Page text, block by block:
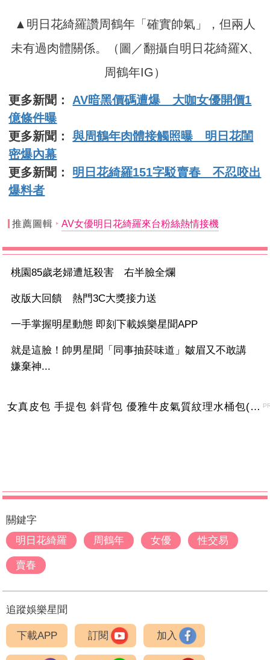
▲明日花綺羅讚周鶴年「確實帥氣」，但兩人
未有過肉體關係。（圖／翻攝自明日花綺羅X、
周鶴年IG）
更多新聞： AV暗黑價碼遭爆 大咖女優開價1
億條件曝
更多新聞：與周鶴年肉體接觸照曝 明日花閨
密爆內幕
更多新聞： 明日花綺羅151字駁賣春 不忍咬出
爆料者
推薦圖輯 AV女優明日花綺羅來台粉絲熱情接機
桃園85歲老婦遭尪殺害 右半臉全爛
改版大回饋 熱門3C大獎接力送
一手掌握明星動態 即刻下載娛樂星聞APP
就是這臉！帥男星聞「同事抽菸味道」皺眉又不敢講
嫌棄神...
女真皮包 手提包 斜背包 優雅牛皮氣質紋理水桶包(2色)【XBO7950112】＊艾美時尚(現+預)
關鍵字
明日花綺羅
周鶴年 女優 性交易
賣春
追蹤娛樂星聞
下載APP 訂閱 加入